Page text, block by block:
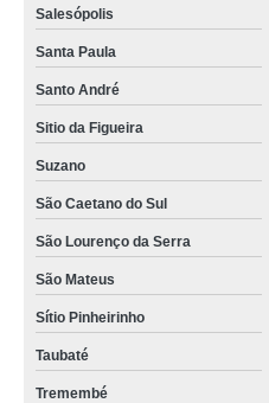
Salesópolis
Santa Paula
Santo André
Sitio da Figueira
Suzano
São Caetano do Sul
São Lourenço da Serra
São Mateus
Sítio Pinheirinho
Taubaté
Tremembé